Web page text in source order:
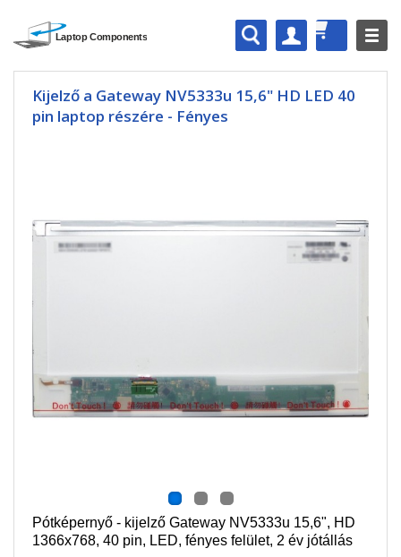
Kijelző a Gateway NV5333u 15,6" HD LED 40
pin laptop részére - Fényes
Pótképernyő - kijelző Gateway NV5333u 15,6", HD
1366x768, 40 pin, LED, fényes felület, 2 év jótállás